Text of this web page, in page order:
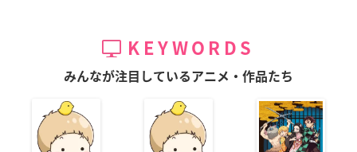
KEYWORDS
みんなが注目しているアニメ・作品たち